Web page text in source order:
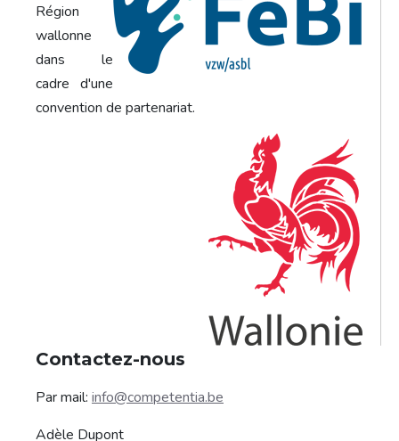
Région
wallonne
dans le
cadre d'une
convention de partenariat.
Contactez-nous
Par mail: info@competentia.be
Adèle Dupont